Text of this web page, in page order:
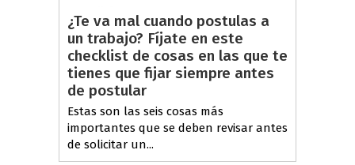
¿Te va mal cuando postulas a
un trabajo? Fíjate en este
checklist de cosas en las que te
tienes que fijar siempre antes
de postular
Estas son las seis cosas más
importantes que se deben revisar antes
de solicitar un...